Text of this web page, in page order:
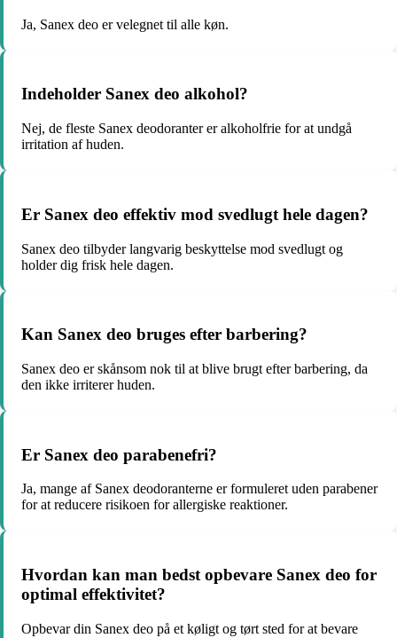
Ja, Sanex deo er velegnet til alle køn.
Indeholder Sanex deo alkohol?
Nej, de fleste Sanex deodoranter er alkoholfrie for at undgå
irritation af huden.
Er Sanex deo effektiv mod svedlugt hele dagen?
Sanex deo tilbyder langvarig beskyttelse mod svedlugt og
holder dig frisk hele dagen.
Kan Sanex deo bruges efter barbering?
Sanex deo er skånsom nok til at blive brugt efter barbering, da
den ikke irriterer huden.
Er Sanex deo parabenefri?
Ja, mange af Sanex deodoranterne er formuleret uden parabener
for at reducere risikoen for allergiske reaktioner.
Hvordan kan man bedst opbevare Sanex deo for
optimal effektivitet?
Opbevar din Sanex deo på et køligt og tørt sted for at bevare